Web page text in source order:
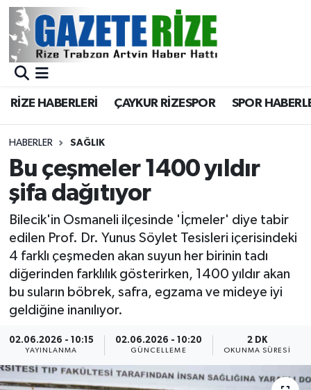
RİZE HABERLERİ ÇAYKUR RİZESPOR SPOR
HABERLER SAĞLIK
Bu çeşmeler 1400 yıldır
şifa dağıtıyor
Bilecik'in Osmaneli ilçesinde 'İçmeler' diye tabir
edilen Prof. Dr. Yunus Söylet Tesisleri içerisindeki
4 farklı çeşmeden akan suyun her birinin tadı
diğerinden farklılık gösterirken, 1400 yıldır akan
bu suların böbrek, safra, egzama ve mideye iyi
geldiğine inanılıyor.
02.06.2026 - 10:15
YAYINLANMA
02.06.2026 - 10:20
GÜNCELLEME
2 DK
OKUNMA SÜRESI
BÖLGEMİZ
Asayiş
Rize Jandarma Komutanlığı
Bilim Teknoloji
Advertising news
Canlı Maç
ÇEVRE
Dış Haberler
Merkez Nöbetçi Eczaneler
Merkez Trafik Yoğunluk Haritası
Süper Lig Puan Durumu ve Fikstür
Tüm Manşetler
Son Dakika Haberleri
Haber Arşivi